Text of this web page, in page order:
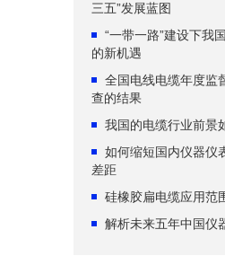
三五”发展蓝图
“一带一路”建设下我
的新机遇
全国电线电缆年度监
查的结果
我国的电缆行业前景
如何缩短国内仪器仪
差距
硅橡胶扁电缆应用范
解析未来五年中国仪